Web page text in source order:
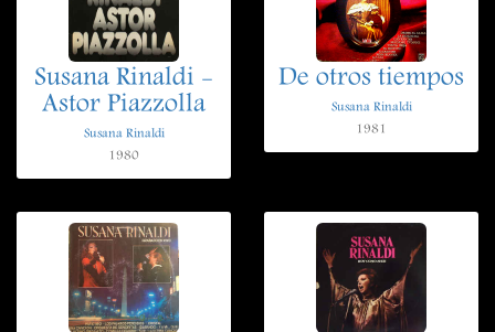
Susana Rinaldi -
Astor Piazzolla
Susana Rinaldi
1980
De otros tiempos
Susana Rinaldi
1981